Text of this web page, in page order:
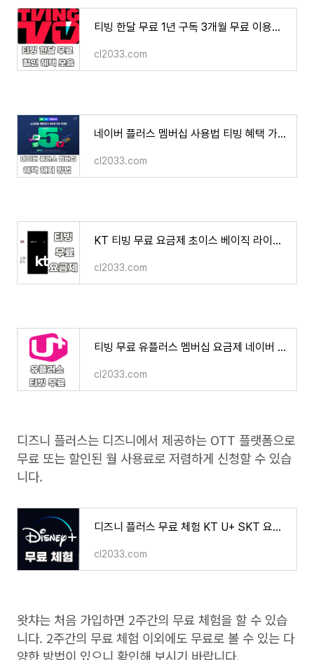
티빙 한달 무료 1년 구독 3개월 무료 이용권 할인 혜택 방법
cl2033.com
네이버 플러스 멤버십 사용법 티빙 혜택 가격 해지 환불 방법 후기
cl2033.com
KT 티빙 무료 요금제 초이스 베이직 라이트 혜택 차이점 팁
cl2033.com
티빙 무료 유플러스 멤버십 요금제 네이버 플러스 멤버십 신청 방법
cl2033.com
디즈니 플러스는 디즈니에서 제공하는 OTT 플랫폼으로
무료 또는 할인된 월 사용료로 저렴하게 신청할 수 있습
니다.
디즈니 플러스 무료 체험 KT U+ SKT 요금제 무료 할인 카드 계정 공유 서비스
cl2033.com
왓챠는 처음 가입하면 2주간의 무료 체험을 할 수 있습
니다. 2주간의 무료 체험 이외에도 무료로 볼 수 있는 다
양한 방법이 있으니 확인해 보시기 바랍니다.